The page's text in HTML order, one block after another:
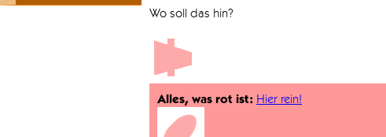
Wo soll das hin?
Alles, was rot ist: Hier rein!